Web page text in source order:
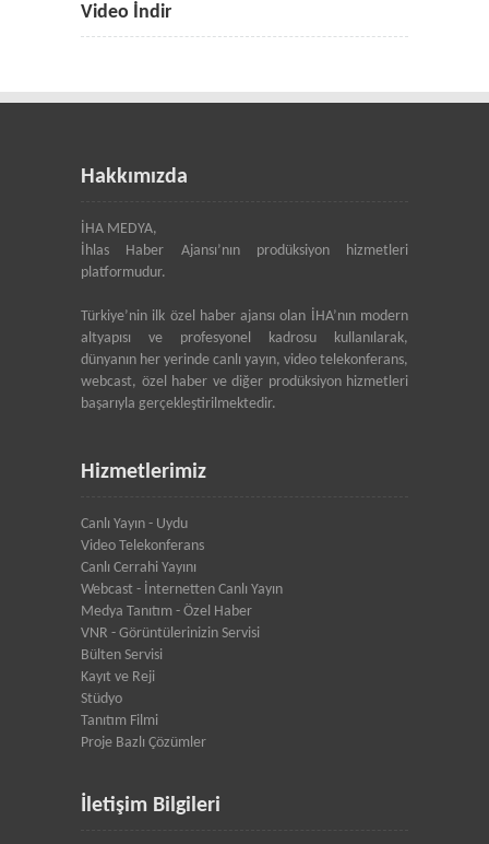
Video İndir
Hakkımızda
İHA MEDYA,
İhlas Haber Ajansı’nın prodüksiyon hizmetleri
platformudur.
Türkiye’nin ilk özel haber ajansı olan İHA’nın modern
altyapısı ve profesyonel kadrosu kullanılarak,
dünyanın her yerinde canlı yayın, video telekonferans,
webcast, özel haber ve diğer prodüksiyon hizmetleri
başarıyla gerçekleştirilmektedir.
Hizmetlerimiz
Canlı Yayın - Uydu
Video Telekonferans
Canlı Cerrahi Yayını
Webcast - İnternetten Canlı Yayın
Medya Tanıtım - Özel Haber
VNR - Görüntülerinizin Servisi
Bülten Servisi
Kayıt ve Reji
Stüdyo
Tanıtım Filmi
Proje Bazlı Çözümler
İletişim Bilgileri